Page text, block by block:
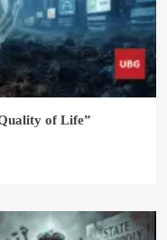
of Life”